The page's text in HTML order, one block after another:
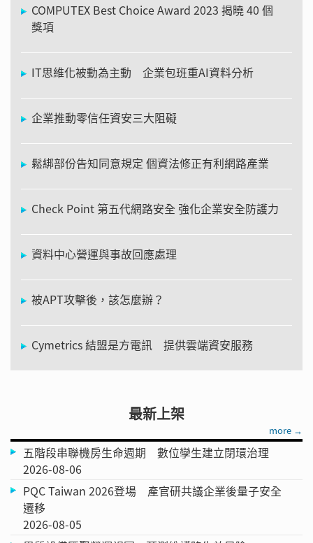
COMPUTEX Best Choice Award 2023 揭曉 40 個
獎項
IT思維化被動為主動 企業包班重AI資料分析
企業推動零信任資安三大阻礙
鬆綁部份告知同意規定 個資法修正有利網路產業
Check Point 第五代網路安全 強化企業安全防護力
資料中心營運與事故回應處理
被APT攻擊後，該怎麼辦？
Cymetrics 結盟是方電訊 提供雲端資安服務
最新上架
more →
五階段串聯機房生命週期 數位孿生建立閉環治理
2026-08-06
PQC Taiwan 2026登場 產官研共議企業後量子安全
遷移
2026-08-05